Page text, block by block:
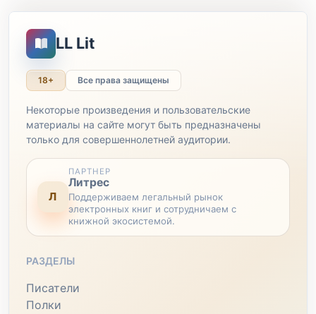
LL Lit
18+ Все права защищены
Некоторые произведения и пользовательские
материалы на сайте могут быть предназначены
только для совершеннолетней аудитории.
Л
ПАРТНЕР
Литрес
Поддерживаем легальный рынок
электронных книг и сотрудничаем с
книжной экосистемой.
РАЗДЕЛЫ
Писатели
Полки